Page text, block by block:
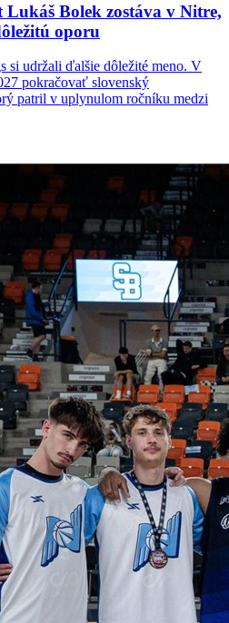
Lukáš Bolek zostáva v Nitre,
oporu
si udržali ďalšie dôležité meno. V
pokračovať slovenský
patril v uplynulom ročníku medzi